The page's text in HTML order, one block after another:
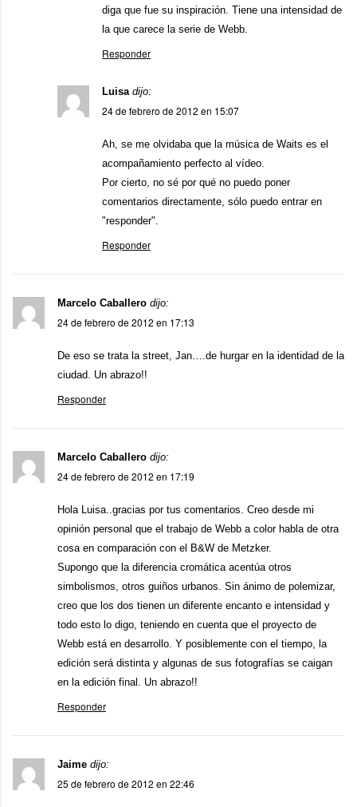
diga que fue su inspiración. Tiene una intensidad de
la que carece la serie de Webb.
Responder
Luisa dijo:
24 de febrero de 2012 en 15:07
Ah, se me olvidaba que la música de Waits es el
acompañamiento perfecto al vídeo.
Por cierto, no sé por qué no puedo poner
comentarios directamente, sólo puedo entrar en
"responder".
Responder
Marcelo Caballero dijo:
24 de febrero de 2012 en 17:13
De eso se trata la street, Jan….de hurgar en la identidad de la
ciudad. Un abrazo!!
Responder
Marcelo Caballero dijo:
24 de febrero de 2012 en 17:19
Hola Luisa..gracias por tus comentarios. Creo desde mi
opinión personal que el trabajo de Webb a color habla de otra
cosa en comparación con el B&W de Metzker.
Supongo que la diferencia cromática acentúa otros
simbolismos, otros guiños urbanos. Sin ánimo de polemizar,
creo que los dos tienen un diferente encanto e intensidad y
todo esto lo digo, teniendo en cuenta que el proyecto de
Webb está en desarrollo. Y posiblemente con el tiempo, la
edición será distinta y algunas de sus fotografías se caigan
en la edición final. Un abrazo!!
Responder
Jaime dijo:
25 de febrero de 2012 en 22:46